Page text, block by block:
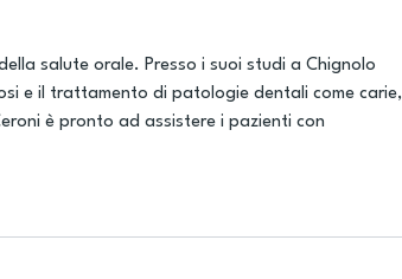
salute orale. Presso i suoi studi a Chignolo
e il trattamento di patologie dentali come carie,
è pronto ad assistere i pazienti con